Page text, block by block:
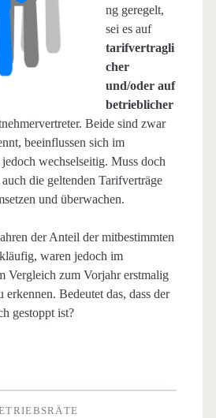
ng geregelt,
sei es auf
tarifvertragli
cher
und/oder auf
betrieblicher
Beide sind zwar
beeinflussen sich im
wechselseitig. Muss doch
die geltenden Tarifverträge
und überwachen.
der Anteil der mitbestimmten
waren jedoch im
Vergleich zum Vorjahr erstmalig
erkennen. Bedeutet das, dass der
gestoppt ist?